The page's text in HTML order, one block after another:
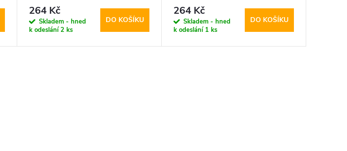
264 Kč
Skladem - hned
k odeslání2 ks
DO KOŠÍKU
264 Kč
Skladem - hned
k odeslání 1 ks
DO KOŠÍKU